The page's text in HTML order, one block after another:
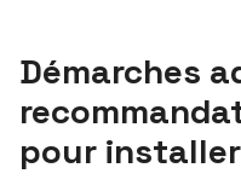
Démarches
pour